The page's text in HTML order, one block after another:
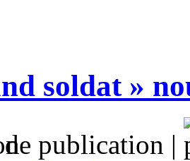
soldat »
publication |